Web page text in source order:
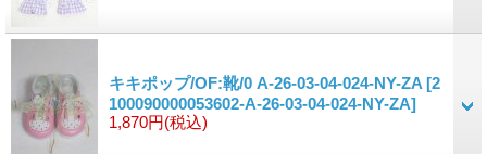
キキポップ/OF:靴/0 A-26-03-04-024-NY-ZA [2
100090000053602-A-26-03-04-024-NY-ZA]
1,870円(税込)